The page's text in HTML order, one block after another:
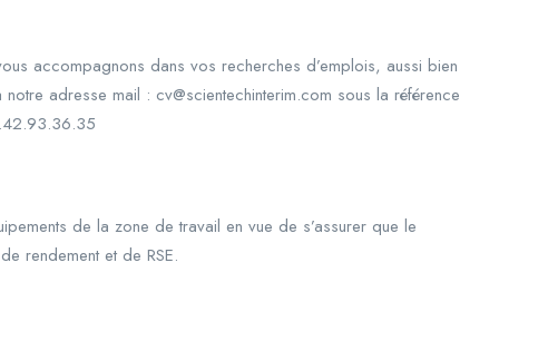
accompagnons dans vos recherches d’emplois, aussi bien
adresse mail : cv@scientechinterim.com sous la référence
de la zone de travail en vue de s’assurer que le
rendement et de RSE.